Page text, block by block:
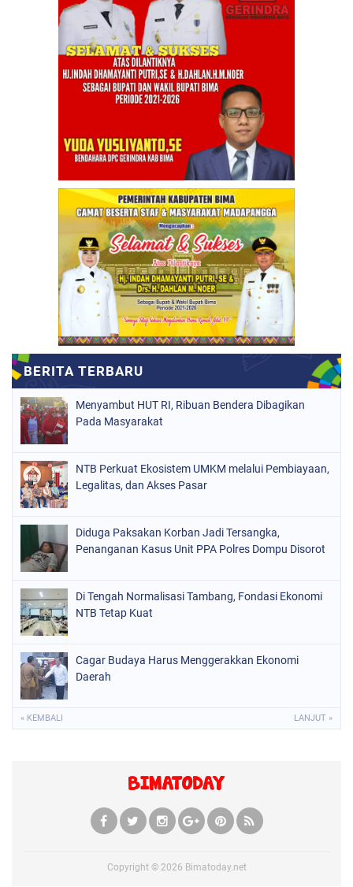
Menyambut HUT RI, Ribuan Bendera Dibagikan
Pada Masyarakat
NTB Perkuat Ekosistem UMKM melalui Pembiayaan,
Legalitas, dan Akses Pasar
Diduga Paksakan Korban Jadi Tersangka,
Penanganan Kasus Unit PPA Polres Dompu Disorot
Di Tengah Normalisasi Tambang, Fondasi Ekonomi
NTB Tetap Kuat
Cagar Budaya Harus Menggerakkan Ekonomi
Daerah
« KEMBALI LANJUT »
Copyright © 2026 Bimatoday.net